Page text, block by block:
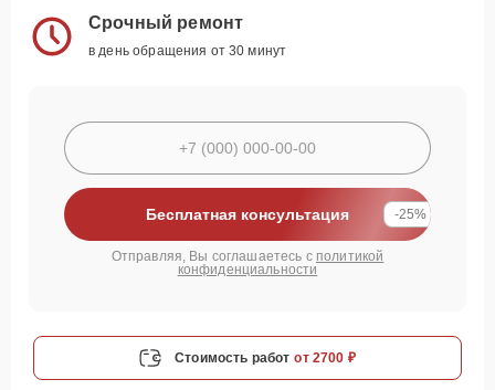
Срочный ремонт
в день обращения от 30 минут
Бесплатная консультация -25%
Отправляя, Вы соглашаетесь с политикой
конфиденциальности
Стоимость работ от 2700 ₽